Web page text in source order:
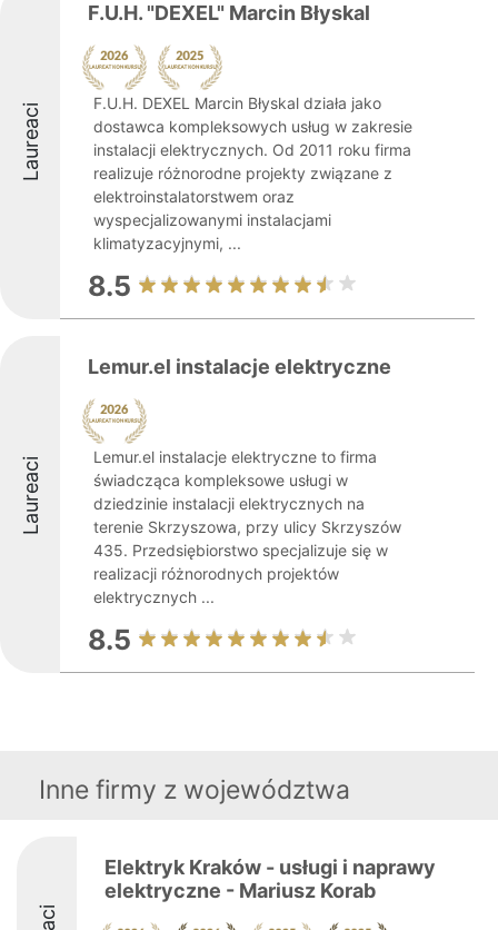
Laureaci
F.U.H. "DEXEL" Marcin Błyskal
F.U.H. DEXEL Marcin Błyskal działa jako
dostawca kompleksowych usług w zakresie
instalacji elektrycznych. Od 2011 roku firma
realizuje różnorodne projekty związane z
elektroinstalatorstwem oraz
wyspecjalizowanymi instalacjami
klimatyzacyjnymi, ...
8.5
Laureaci
Lemur.el instalacje elektryczne
Lemur.el instalacje elektryczne to firma
świadcząca kompleksowe usługi w
dziedzinie instalacji elektrycznych na
terenie Skrzyszowa, przy ulicy Skrzyszów
435. Przedsiębiorstwo specjalizuje się w
realizacji różnorodnych projektów
elektrycznych ...
8.5
Inne firmy z województwa
Elektryk Kraków - usługi i naprawy
elektryczne - Mariusz Korab